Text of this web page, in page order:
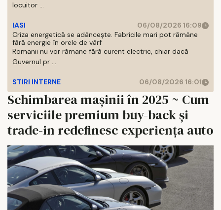
locuitor ...
IASI
06/08/2026 16:09
Criza energetică se adâncește. Fabricile mari pot rămâne
fără energie în orele de vârf
Romanii nu vor rămane fără curent electric, chiar dacă
Guvernul pr ...
STIRI INTERNE 06/08/2026 16:01
Schimbarea mașinii în 2025 ~ Cum
serviciile premium buy-back și
trade-in redefinesc experiența auto